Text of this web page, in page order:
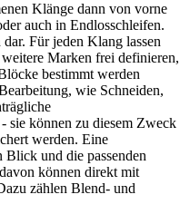
Klänge dann von vorne
auch in Endlosschleifen.
Für jeden Klang lassen
Marken frei definieren,
bestimmt werden
wie Schneiden,
sie können zu diesem Zweck
werden. Eine
und die passenden
können direkt mit
zählen Blend- und